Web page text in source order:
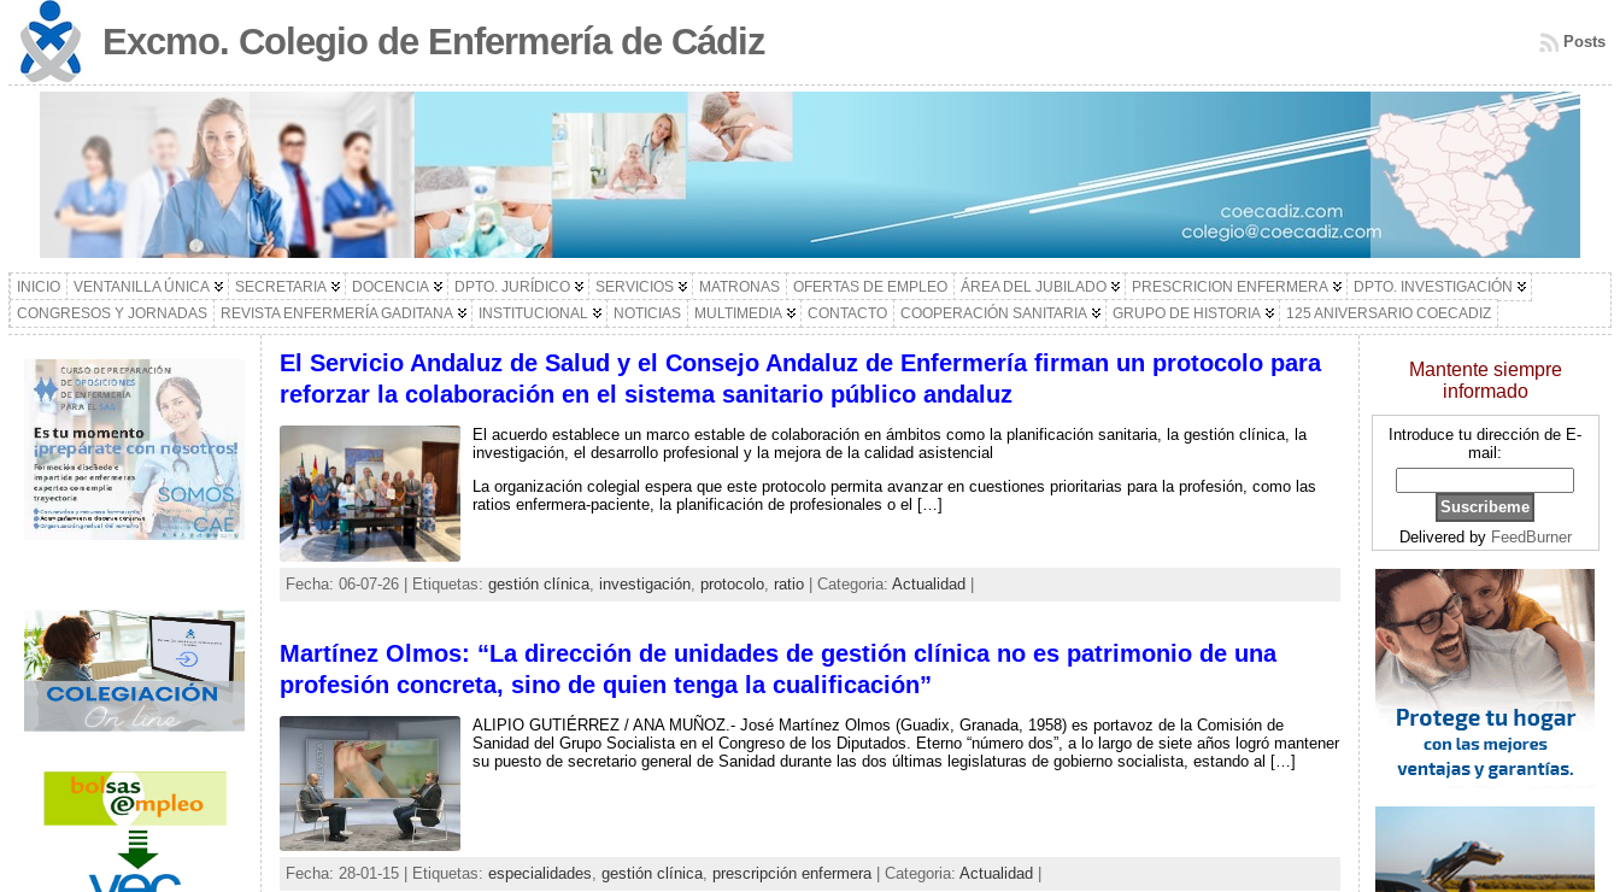
Excmo. Colegio de Enfermería de Cádiz Posts
INICIO VENTANILLA ÚNICA SECRETARIA DOCENCIA DPTO. JURÍDICO SERVICIOS MATRONAS OFERTAS DE EMPLEO ÁREA DEL JUBILADO PRESCRICION ENFERMERA
DPTO. INVESTIGACIÓN
CONGRESOS Y JORNADAS
REVISTA ENFERMERÍA GADITANA INSTITUCIONAL NOTICIAS MULTIMEDIA CONTACTO COOPERACIÓN SANITARIA GRUPO DE HISTORIA 125 ANIVERSARIO COECADIZ
El Servicio Andaluz de Salud y el Consejo Andaluz de Enfermería firman un protocolo para
reforzar la colaboración en el sistema sanitario público andaluz
El acuerdo establece un marco estable de colaboración en ámbitos como la planificación sanitaria, la gestión clínica, la
investigación, el desarrollo profesional y la mejora de la calidad asistencial
La organización colegial espera que este protocolo permita avanzar en cuestiones prioritarias para la profesión, como las
ratios enfermera-paciente, la planificación de profesionales o el […]
Fecha: 06-07-26 | Etiquetas: gestión clínica, investigación, protocolo, ratio| Categoria: Actualidad
Martínez Olmos: “La dirección de unidades de gestión clínica no es patrimonio de una
profesión concreta, sino de quien tenga la cualificación”
ALIPIO GUTIÉRREZ / ANA MUÑOZ.- José Martínez Olmos (Guadix, Granada, 1958) es portavoz de la Comisión de
Sanidad del Grupo Socialista en el Congreso de los Diputados. Eterno “número dos”, a lo largo de siete años logró mantener
su puesto de secretario general de Sanidad durante las dos últimas legislaturas de gobierno socialista, estando al […]
Fecha: 28-01-15 | Etiquetas: especialidades gestión clínica, prescripción enfermera| Categoria: Actualidad|
Mantente siempre
informado
Introduce tu dirección de E-
mail:
Delivered by FeedBurner